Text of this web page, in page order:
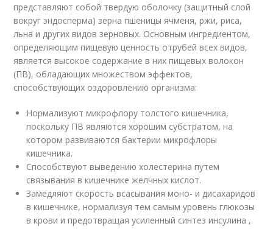
представляют собой твердую оболочку (защитный слой
вокруг эндосперма) зерна пшеницы ячменя, ржи, риса,
льна и других видов зерновых. Основным ингредиентом,
определяющим пищевую ценность отрубей всех видов,
является высокое содержание в них пищевых волокон
(ПВ), обладающих множеством эффектов,
способствующих оздоровлению организма:
Нормализуют микрофлору толстого кишечника,
поскольку ПВ являются хорошим субстратом, на
котором развиваются бактерии микрофлоры
кишечника.
Способствуют выведению холестерина путем
связывания в кишечнике желчных кислот.
Замедляют скорость всасывания моно- и дисахаридов
в кишечнике, нормализуя тем самым уровень глюкозы
в крови и предотвращая усиленный синтез инсулина ,